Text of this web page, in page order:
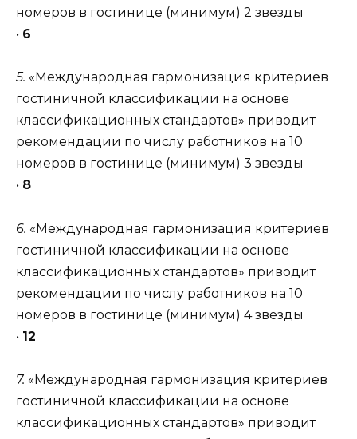
номеров в гостинице (минимум) 2 звезды
• 6
5. «Международная гармонизация критериев
гостиничной классификации на основе
классификационных стандартов» приводит
рекомендации по числу работников на 10
номеров в гостинице (минимум) 3 звезды
• 8
6. «Международная гармонизация критериев
гостиничной классификации на основе
классификационных стандартов» приводит
рекомендации по числу работников на 10
номеров в гостинице (минимум) 4 звезды
• 12
7. «Международная гармонизация критериев
гостиничной классификации на основе
классификационных стандартов» приводит